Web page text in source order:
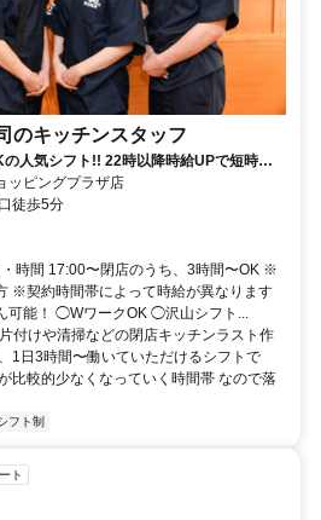
の​キッチンスタッフ
時以降時給UPで短時間
ピングプラザ店
徒歩5分
時間 17:00〜閉店のうち、3時間〜OK ※
※契約時間帯によって時給が異なります
可能！ ◯WワークOK ◯沢山シフト...
付けや清掃などの閉店キッチンラスト作
1日3時間〜働いていただけるシフトで
比較的少なくなっていく時間帯 なので落
フト制
ト